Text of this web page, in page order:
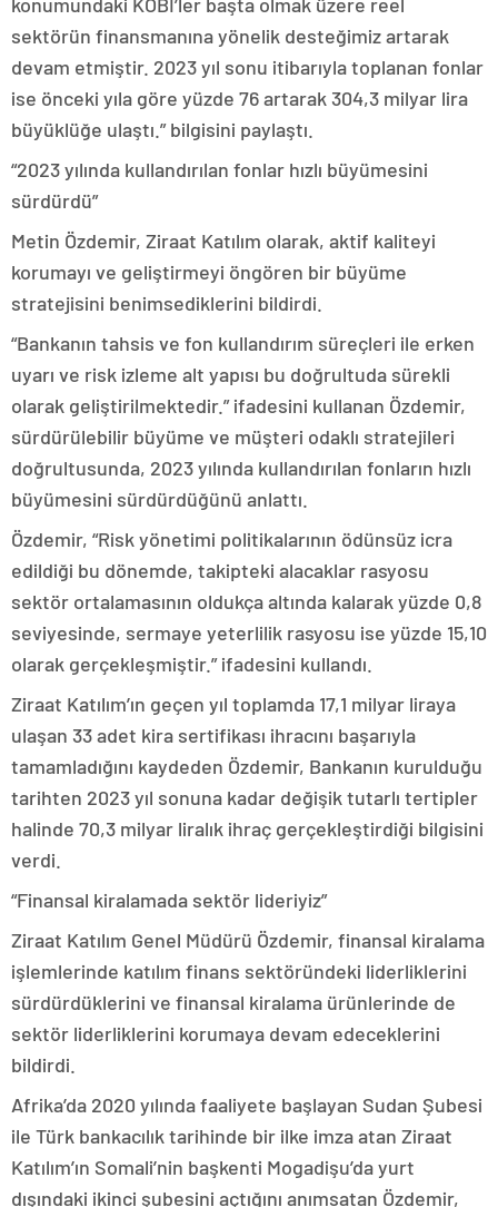
sektörün finansmanına yönelik desteğimiz artarak
devam etmiştir. 2023 yıl sonu itibarıyla toplanan fonlar
ise önceki yıla göre yüzde 76 artarak 304,3 milyar lira
büyüklüğe ulaştı.” bilgisini paylaştı.
“2023 yılında kullandırılan fonlar hızlı büyümesini
sürdürdü”
Metin Özdemir, Ziraat Katılım olarak, aktif kaliteyi
korumayı ve geliştirmeyi öngören bir büyüme
stratejisini benimsediklerini bildirdi.
“Bankanın tahsis ve fon kullandırım süreçleri ile erken
uyarı ve risk izleme alt yapısı bu doğrultuda sürekli
olarak geliştirilmektedir.” ifadesini kullanan Özdemir,
sürdürülebilir büyüme ve müşteri odaklı stratejileri
doğrultusunda, 2023 yılında kullandırılan fonların hızlı
büyümesini sürdürdüğünü anlattı.
Özdemir, “Risk yönetimi politikalarının ödünsüz icra
edildiği bu dönemde, takipteki alacaklar rasyosu
sektör ortalamasının oldukça altında kalarak yüzde 0,8
seviyesinde, sermaye yeterlilik rasyosu ise yüzde 15,10
olarak gerçekleşmiştir.” ifadesini kullandı.
Ziraat Katılım’ın geçen yıl toplamda 17,1 milyar liraya
ulaşan 33 adet kira sertifikası ihracını başarıyla
tamamladığını kaydeden Özdemir, Bankanın kurulduğu
tarihten 2023 yıl sonuna kadar değişik tutarlı tertipler
halinde 70,3 milyar liralık ihraç gerçekleştirdiği bilgisini
verdi.
“Finansal kiralamada sektör lideriyiz”
Ziraat Katılım Genel Müdürü Özdemir, finansal kiralama
işlemlerinde katılım finans sektöründeki liderliklerini
sürdürdüklerini ve finansal kiralama ürünlerinde de
sektör liderliklerini korumaya devam edeceklerini
bildirdi.
Afrika’da 2020 yılında faaliyete başlayan Sudan Şubesi
ile Türk bankacılık tarihinde bir ilke imza atan Ziraat
Katılım’ın Somali’nin başkenti Mogadişu’da yurt
dışındaki ikinci şubesini açtığını anımsatan Özdemir,